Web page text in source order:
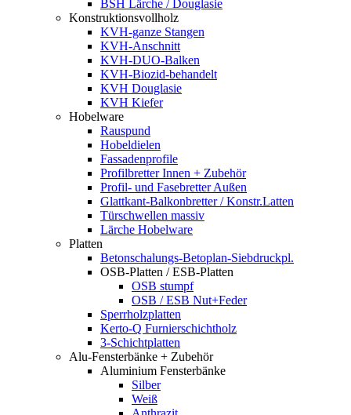
BSH Lärche / Douglasie
Konstruktionsvollholz
KVH-ganze Stangen
KVH-Anschnitt
KVH-DUO-Balken
KVH-Biozid-behandelt
KVH Douglasie
KVH Kiefer
Hobelware
Rauspund
Hobeldielen
Fassadenprofile
Profilbretter Innen + Zubehör
Profil- und Fasebretter Außen
Glattkant-Balkonbretter / Konstr.Latten
Türschwellen massiv
Lärche Hobelware
Platten
Betonschalungs-Betoplan-Siebdruckpl.
OSB-Platten / ESB-Platten
OSB stumpf
OSB / ESB Nut+Feder
Sperrholzplatten
Kerto-Q Furnierschichtholz
3-Schichtplatten
Alu-Fensterbänke + Zubehör
Aluminium Fensterbänke
Silber
Weiß